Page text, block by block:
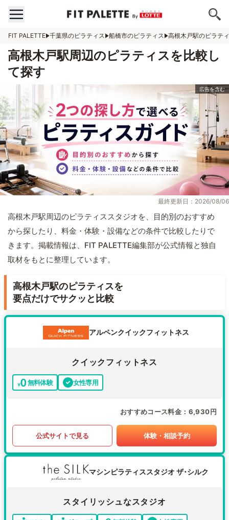
FIT PALETTE 千葉県のピラティス 船橋市のピラティス 高根木戸駅のピラテ
高根木戸駅周辺のピラティスを比較し
て探す
最終更新日：2026/08/06
高根木戸駅周辺のピラティススタジオを、目的別のおすすめ
から探したり、料金・体験・設備などの条件で比較したりで
きます。掲載情報は、FIT PALETTE編集部が公式情報と独自
取材をもとに整理しています。
高根木戸駅のピラティスを
要点だけでサクッと比較
アルペンクイックフィットネス
クイックフィットネス
無料体験 女性専用
おすすめコース料金 6,930円
公式サイトで見る 体験・相談予約
マシンピラティススタジオ ザ･シルク
スタイリッシュなスタジオ